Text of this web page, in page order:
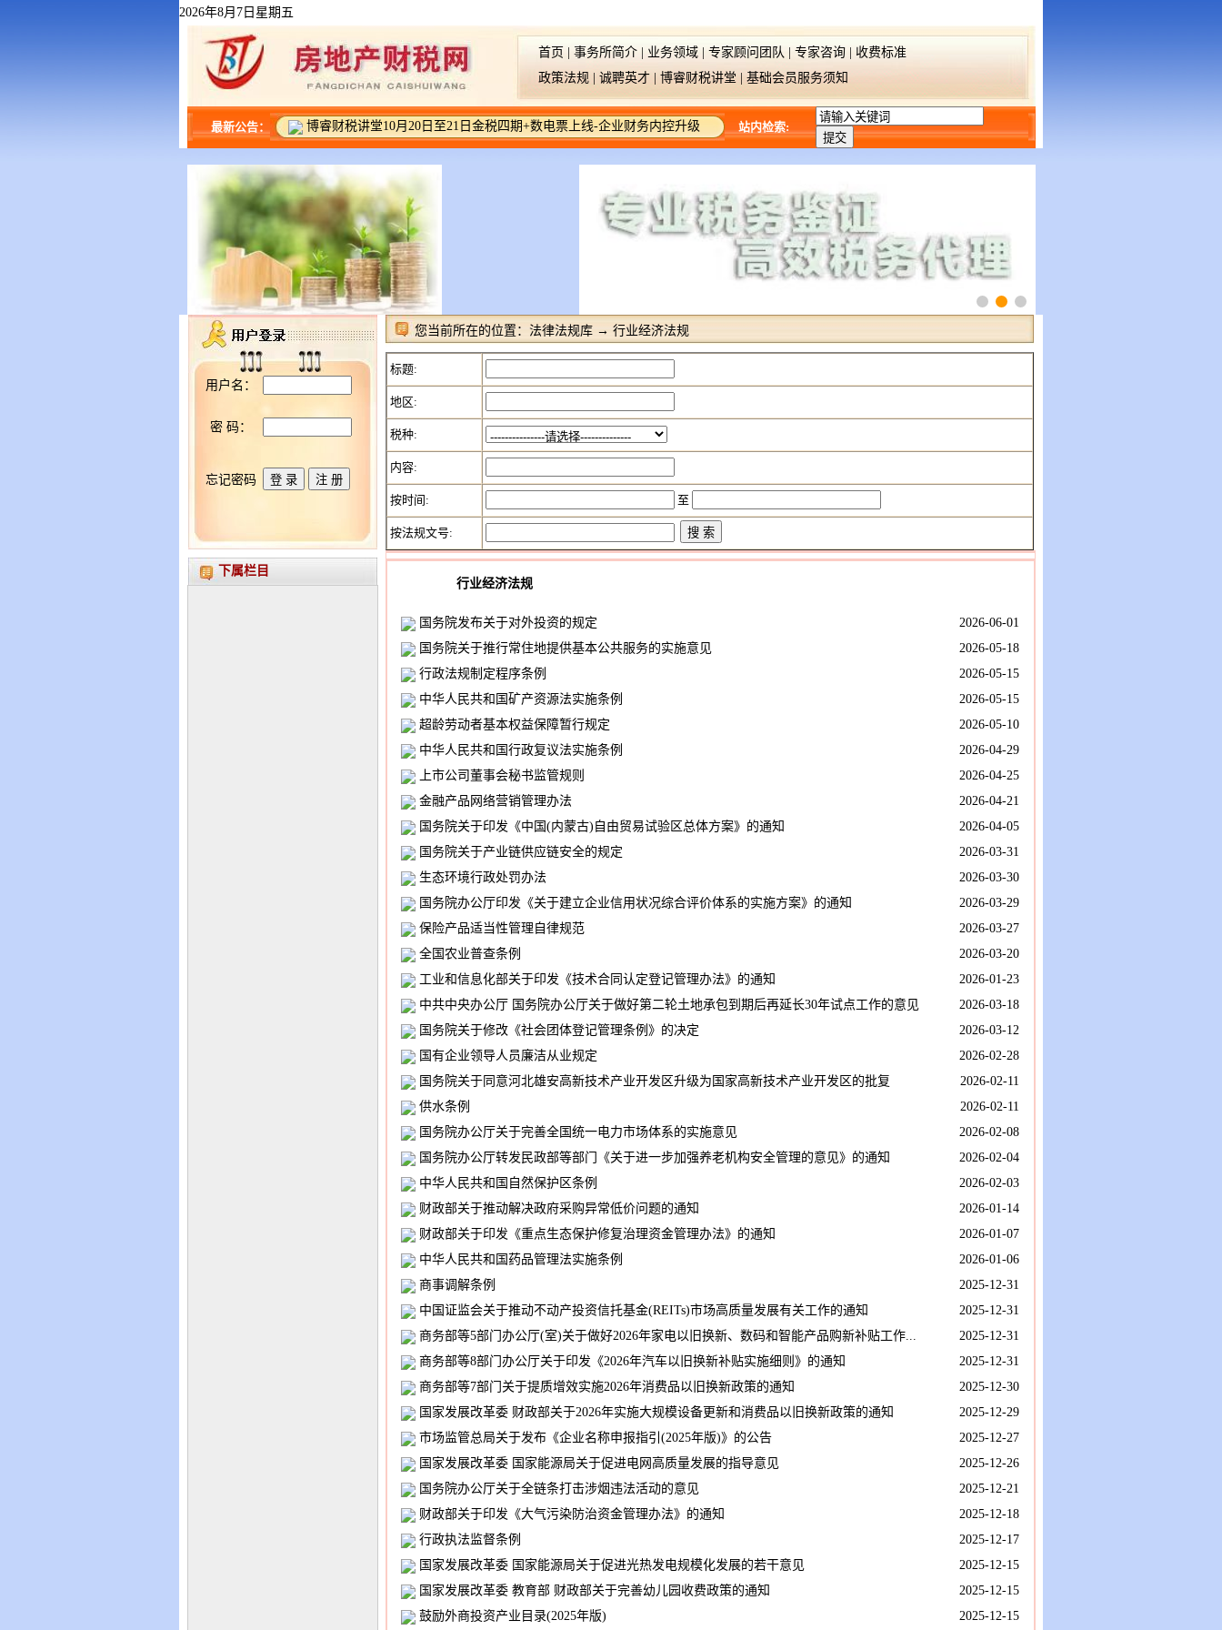
2026年8月7日星期五
首页 事务所简介| 业务领域| 专家顾问团队 专家咨询| 收费标准
政策法规
诚聘英才 博睿财税讲堂 基础会员服务须知
最新公告： 博睿财税讲堂10月20日至21日金税四期+数电票上线-企业财务内控升级 站内检索:
用户名：
密 码：
忘记密码
下属栏目
您当前所在的位置： 法律法规库→ 行业经济法规
标题:
地区:
税种:
内容:
按时间: 至
按法规文号:
行业经济法规
国务院发布关于对外投资的规定
2026-06-01
国务院关于推行常住地提供基本公共服务的实施意见
2026-05-18
行政法规制定程序条例
2026-05-15
中华人民共和国矿产资源法实施条例
2026-05-15
超龄劳动者基本权益保障暂行规定
2026-05-10
中华人民共和国行政复议法实施条例
2026-04-29
上市公司董事会秘书监管规则
2026-04-25
金融产品网络营销管理办法
2026-04-21
国务院关于印发《中国(内蒙古)自由贸易试验区总体方案》的通知
2026-04-05
国务院关于产业链供应链安全的规定
2026-03-31
生态环境行政处罚办法
2026-03-30
国务院办公厅印发《关于建立企业信用状况综合评价体系的实施方案》的通知
2026-03-29
保险产品适当性管理自律规范
2026-03-27
全国农业普查条例
2026-03-20
工业和信息化部关于印发《技术合同认定登记管理办法》的通知
2026-01-23
中共中央办公厅 国务院办公厅关于做好第二轮土地承包到期后再延长30年试点工作的意见
2026-03-18
国务院关于修改《社会团体登记管理条例》的决定
2026-03-12
国有企业领导人员廉洁从业规定
2026-02-28
国务院关于同意河北雄安高新技术产业开发区升级为国家高新技术产业开发区的批复
2026-02-11
供水条例
2026-02-11
国务院办公厅关于完善全国统一电力市场体系的实施意见
2026-02-08
国务院办公厅转发民政部等部门《关于进一步加强养老机构安全管理的意见》的通知
2026-02-04
中华人民共和国自然保护区条例
2026-02-03
财政部关于推动解决政府采购异常低价问题的通知
2026-01-14
财政部关于印发《重点生态保护修复治理资金管理办法》的通知
2026-01-07
中华人民共和国药品管理法实施条例
2026-01-06
商事调解条例
2025-12-31
中国证监会关于推动不动产投资信托基金(REITs)市场高质量发展有关工作的通知
2025-12-31
商务部等5部门办公厅(室)关于做好2026年家电以旧换新、数码和智能产品购新补贴工作...
2025-12-31
商务部等8部门办公厅关于印发《2026年汽车以旧换新补贴实施细则》的通知
2025-12-31
商务部等7部门关于提质增效实施2026年消费品以旧换新政策的通知
2025-12-30
国家发展改革委 财政部关于2026年实施大规模设备更新和消费品以旧换新政策的通知
2025-12-29
市场监管总局关于发布《企业名称申报指引(2025年版)》的公告
2025-12-27
国家发展改革委 国家能源局关于促进电网高质量发展的指导意见
2025-12-26
国务院办公厅关于全链条打击涉烟违法活动的意见
2025-12-21
财政部关于印发《大气污染防治资金管理办法》的通知
2025-12-18
行政执法监督条例
2025-12-17
国家发展改革委 国家能源局关于促进光热发电规模化发展的若干意见
2025-12-15
国家发展改革委 教育部 财政部关于完善幼儿园收费政策的通知
2025-12-15
鼓励外商投资产业目录(2025年版)
2025-12-15